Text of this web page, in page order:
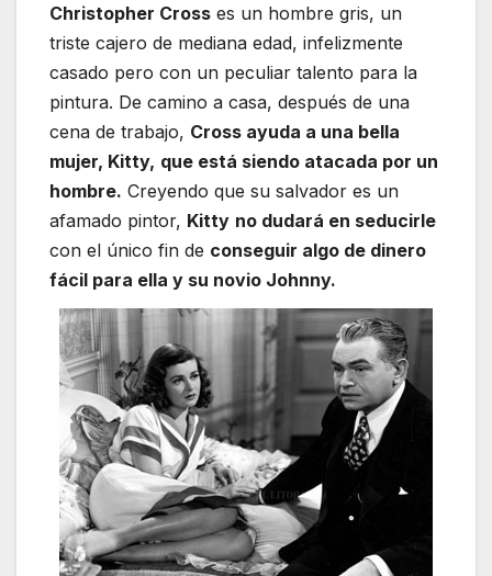
Christopher Cross es un hombre gris, un
triste cajero de mediana edad, infelizmente
casado pero con un peculiar talento para la
pintura. De camino a casa, después de una
cena de trabajo, Cross ayuda a una bella
mujer, Kitty, que está siendo atacada por un
hombre. Creyendo que su salvador es un
afamado pintor, Kitty no dudará en seducirle
con el único fin de conseguir algo de dinero
fácil para ella y su novio Johnny.